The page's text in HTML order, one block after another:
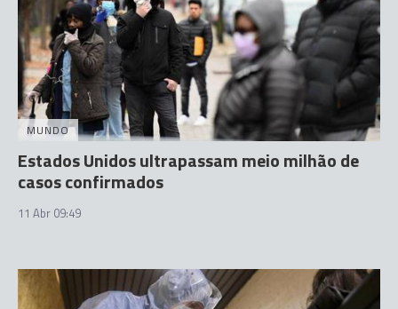
MUNDO
Estados Unidos ultrapassam meio milhão de
casos confirmados
11 Abr 09:49